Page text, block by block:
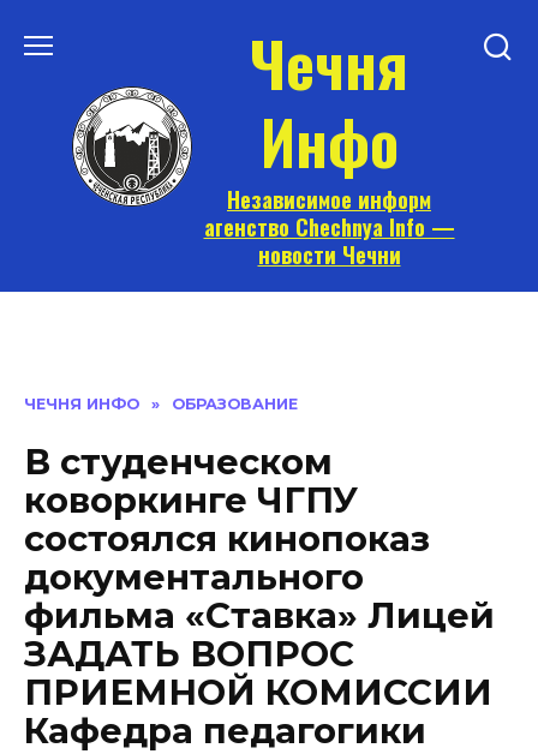
Чечня
Инфо
Независимое информ
агенство Chechnya Info —
новости Чечни
ЧЕЧНЯ ИНФО » ОБРАЗОВАНИЕ
В студенческом
коворкинге ЧГПУ
состоялся кинопоказ
документального
фильма «Ставка» Лицей
ЗАДАТЬ ВОПРОС
ПРИЕМНОЙ КОМИССИИ
Кафедра педагогики